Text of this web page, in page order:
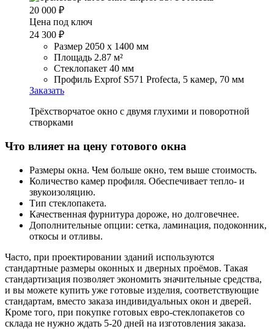
20 000 ₽
Цена под ключ
24 300 ₽
Размер 2050 х 1400 мм
Площадь 2.87 м²
Стеклопакет 40 мм
Профиль Exprof S571 Profecta, 5 камер, 70 мм
Заказать
Трёхстворчатое окно с двумя глухими и поворотной
створками
Что влияет на цену готового окна
Размеры окна. Чем больше окно, тем выше стоимость.
Количество камер профиля. Обеспечивает тепло- и
звукоизоляцию.
Тип стеклопакета.
Качественная фурнитура дороже, но долговечнее.
Дополнительные опции: сетка, ламинация, подоконник,
откосы и отливы.
Часто, при проектировании зданий используются
стандартные размеры оконных и дверных проёмов. Такая
стандартизация позволяет экономить значительные средства,
и вы можете купить уже готовые изделия, соответствующие
стандартам, вместо заказа индивидуальных окон и дверей.
Кроме того, при покупке готовых евро-стеклопакетов со
склада не нужно ждать 5-20 дней на изготовления заказа.